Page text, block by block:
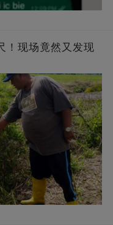
！现场竟然又发现